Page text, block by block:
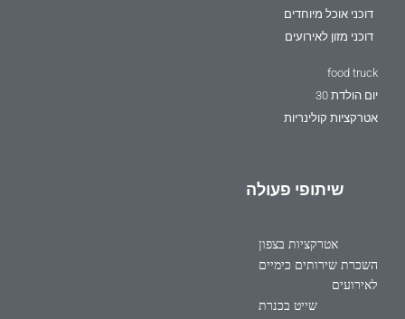
דוכני אוכל מיוחדים
דוכני מזון לאירועים
food truck
יום הולדת 30
אטרקציות קולינריות
שיתופי פעולה
אטרקציות בצפון
השכרת שירותים כימיים
לאירועים
שייט בכנרת